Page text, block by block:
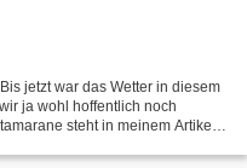
jetzt war das Wetter in diesem
ja wohl hoffentlich noch
steht in meinem Artikel